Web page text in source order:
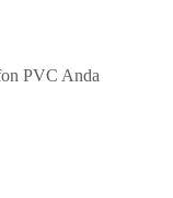
PVC Anda